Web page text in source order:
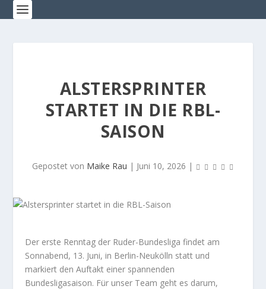
ALSTERSPRINTER
STARTET IN DIE RBL-
SAISON
Gepostet von Maike Rau | Juni 10, 2026 |
Der erste Renntag der Ruder-Bundesliga findet am
Sonnabend, 13. Juni, in Berlin-Neukölln statt und
markiert den Auftakt einer spannenden
Bundesligasaison. Für unser Team geht es darum,